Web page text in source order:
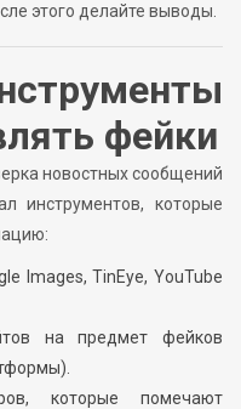
этого делайте выводы.
фейки
новостных сообщений
инструментов, которые
Images, TinEye, YouTube
на предмет фейков
которые помечают